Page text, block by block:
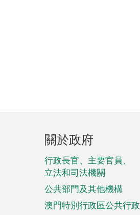
頁
腳
菜
單
關於政府
行政長官、主要官員、
立法和司法機關
公共部門及其他機構
澳門特別行政區公共行政